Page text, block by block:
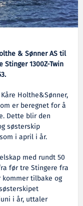
& Sønner AS til
1300Z-Twin
Holthe&Sønner,
er beregnet for å
Dette blir den
søsterskip
i april i år.
med rundt 50
før tre Stingere fra
tilbake og
i år, uttaler